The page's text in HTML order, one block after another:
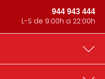
944 943 444
L-S de 9:00h a 22:00h